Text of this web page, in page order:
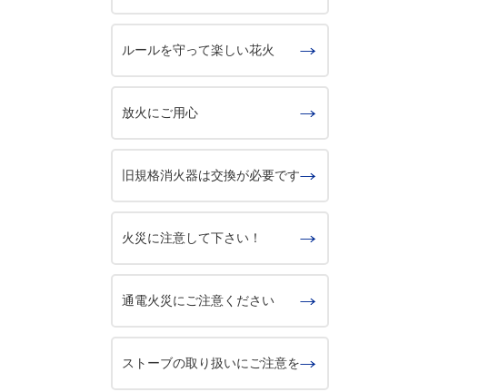
ルールを守って楽しい花火
放火にご用心
旧規格消火器は交換が必要です
火災に注意して下さい！
通電火災にご注意ください
ストーブの取り扱いにご注意を